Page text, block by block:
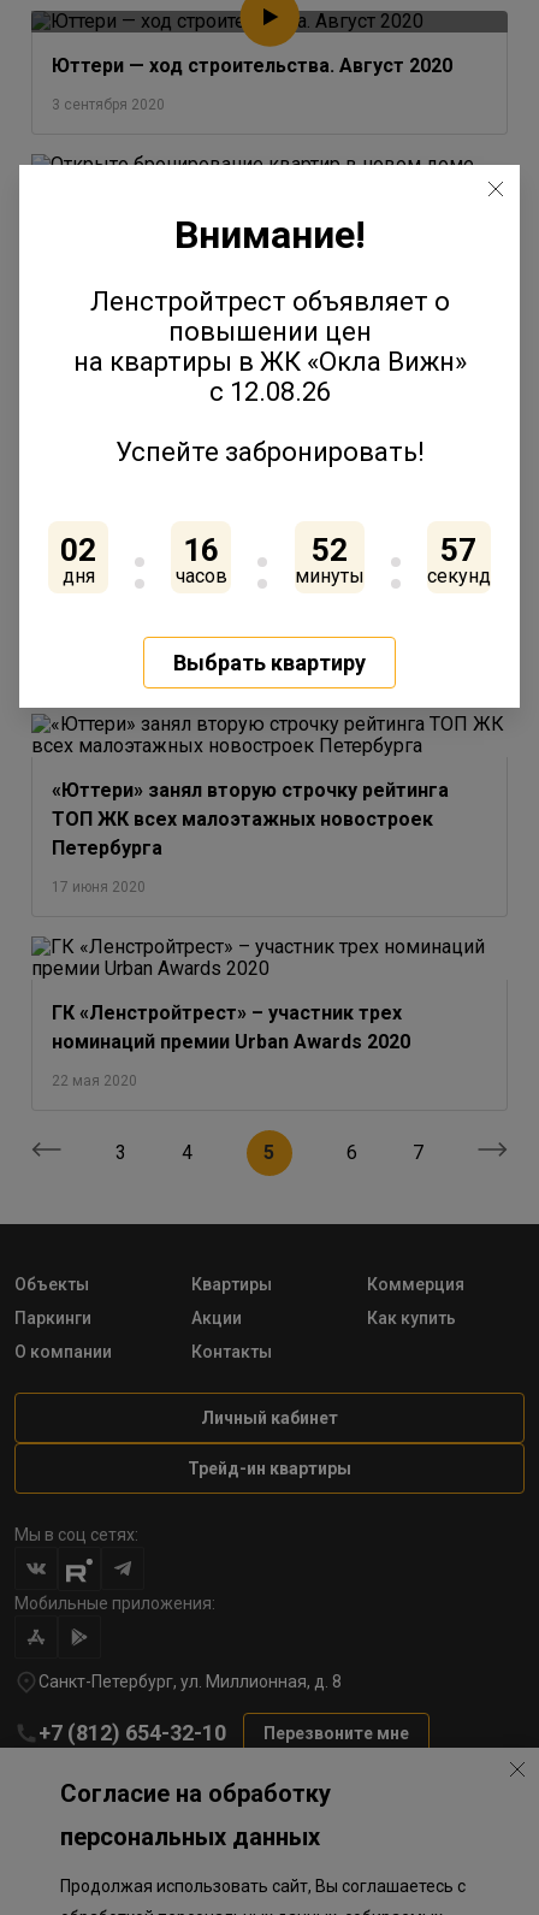
Юттери — ход строительства. Август 2020
3 сентября 2020
Открыто бронирование квартир в новом
4 августа 2020
Юттери — ход строительства. Июль 2020
2 августа 2020
Финский городок «Юттери» стал героем
ролика портала Urbanus о лучших семейных
«Юттери» занял вторую строчку рейтинга
ТОП ЖК всех малоэтажных новостроек
Петербурга
17 июня 2020
ГК «Ленстройтрест» – участник трех
номинаций премии Urban Awards 2020
22 мая 2020
3 4 5 6 7
Объекты Квартиры
Коммерция
Паркинги
Акции
Как купить
О компании
Контакты
Личный кабинет
Трейд-ин квартиры
Мы в соц сетях:
Мобильные приложения:
Санкт-Петербург, ул. Миллионная, д. 8
+7 (812) 654-32-10 Перезвоните мне
Политика обработки персональных данных
Информация о плановом направлении средств
Внимание!
Ленстройтрест объявляет о
повышении цен
на квартиры в ЖК «Окла Вижн»
с 12.08.26
Успейте забронировать!
02
дня
16
часов
52
минуты
57
секунд
Выбрать квартиру
Согласие на обработку
персональных данных
Продолжая использовать сайт, Вы соглашаетесь с